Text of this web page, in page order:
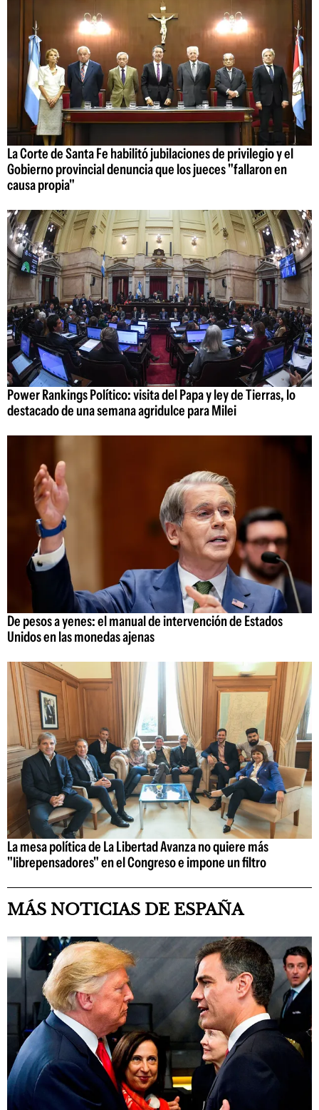
La Corte de Santa Fe habilitó jubilaciones de privilegio y el
Gobierno provincial denuncia que los jueces "fallaron en
causa propia"
Power Rankings Político: visita del Papa y ley de Tierras, lo
destacado de una semana agridulce para Milei
De pesos a yenes: el manual de intervención de Estados
Unidos en las monedas ajenas
La mesa política de La Libertad Avanza no quiere más
"librepensadores" en el Congreso e impone un filtro
MÁS NOTICIAS DE ESPAÑA